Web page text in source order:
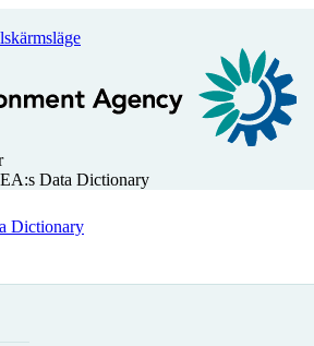
Data Dictionary
Dictionary